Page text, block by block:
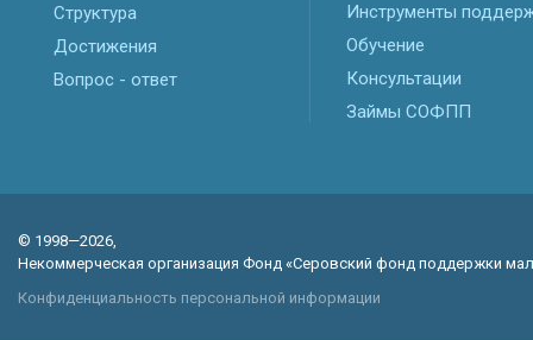
Структура
Достижения
Вопрос - ответ
Инструменты
Обучение
Консультации
Займы СОФПП
© 1998—2026,
Некоммерческая организация Фонд «Серовский фонд поддержки
Конфиденциальность персональной информации